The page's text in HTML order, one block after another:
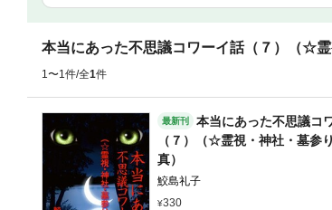
本当にあった不思議コワーイ話（７）（☆霊
1〜1件/全1件
最新刊
本当にあった不思議コ
（７）（☆霊視・神社・墓参
真）
鮫島礼子
330